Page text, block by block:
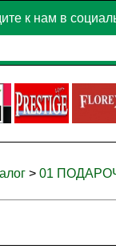
к нам в
> 01